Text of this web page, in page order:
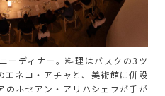
ーディナー。料理はバスクの3ツ
エネコ・アチャと、美術館に併設
のホセアン・アリハシェフが手が